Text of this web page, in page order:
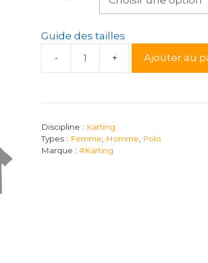
Guide des tailles
unisexe
brodé
#Karting
Ajouter au
Discipline : Karting
Types : Femme Homme
Polo
Marque : #Karting